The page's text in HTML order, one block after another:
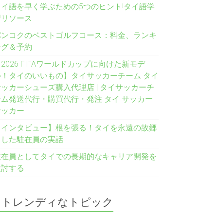
語を早く学ぶための5つのヒント!タイ語学
ソース
コクのベストゴルフコース：料金、ランキ
＆予約
FIFAワールドカップに向けた新モデ
タイのいいもの】タイサッカーチーム タイ
カーシューズ購入代理店 | タイサッカーチ
発送代行・購買代行・発注 タイ サッカー
カー
ンタビュー】根を張る！タイを永遠の故郷
た駐在員の実話
員としてタイでの長期的なキャリア開発を
する
トレンディなトピック